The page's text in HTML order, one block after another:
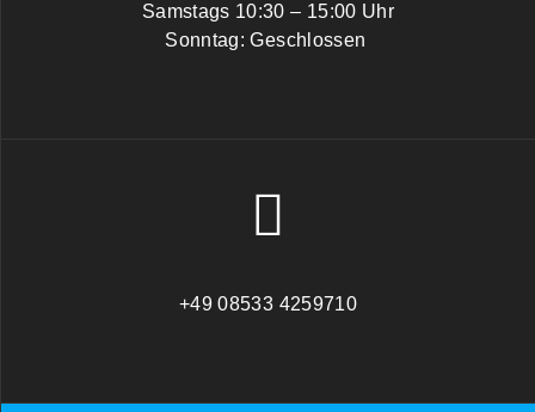
Samstags 10:30 – 15:00 Uhr
Sonntag: Geschlossen
+49 08533 4259710